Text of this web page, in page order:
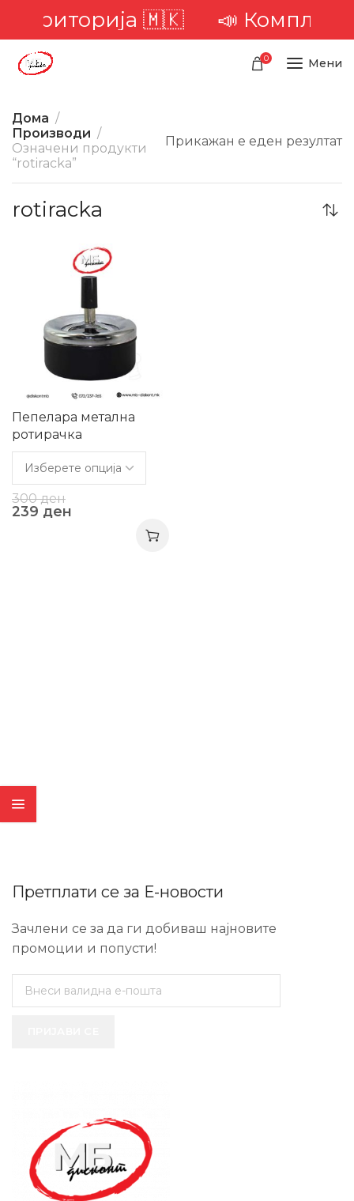
територија 🇲🇰 📣
0 Мени
Дома
Производи
Означени продукти
“rotiracka”
Прикажан е еден резултат
rotiracka
Пепелара метална
ротирачка
300ден
239 ден
Претплати се за Е-новости
Зачлени се за да ги добиваш најновите
промоции и попусти!